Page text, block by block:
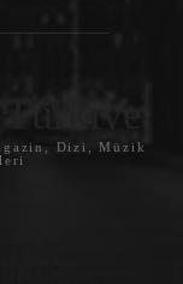
Türkiye
Dizi, Müzik